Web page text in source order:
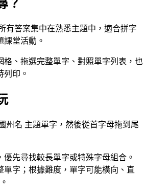
？
有答案集中在熟悉主題中，適合拼字
課堂活動。
格、拖選完整單字、對照單字列表，也
列印。
州名 主題單字，然後從首字母拖到尾
優先尋找較長單字或特殊字母組合。
單字；根據難度，單字可能橫向、直